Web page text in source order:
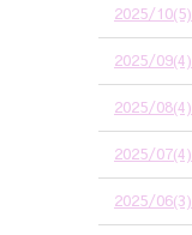
2025/10(5)
2025/09(4)
2025/08(4)
2025/07(4)
2025/06(3)